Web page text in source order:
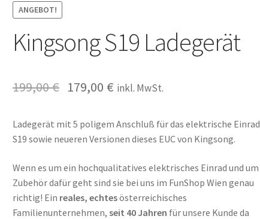
ANGEBOT!
Kingsong S19 Ladegerät
199,00€ 179,00 € inkl. MwSt.
Ladegerät mit 5 poligem Anschluß für das elektrische Einrad
S19 sowie neueren Versionen dieses EUC von Kingsong.
Wenn es um ein hochqualitatives elektrisches Einrad und um
Zubehör dafür geht sind sie bei uns im FunShop Wien genau
richtig! Ein reales, echtesösterreichisches
Familienunternehmen, seit 40 Jahren für unsere Kunde da